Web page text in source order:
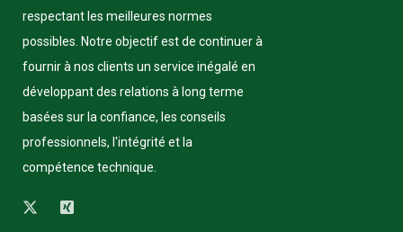
respectant les meilleures normes
possibles. Notre objectif est de continuer à
fournir à nos clients un service inégalé en
développant des relations à long terme
basées sur la confiance, les conseils
professionnels, l'intégrité et la
compétence technique.